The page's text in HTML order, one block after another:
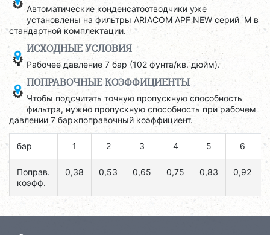
Автоматические конденсатоотводчики уже
установлены на фильтры ARIACOM APF NEW серий M в
стандартной комплектации.
ИСХОДНЫЕ УСЛОВИЯ
Рабочее давление 7 бар (102 фунта/кв. дюйм).
ПОПРАВОЧНЫЕ КОЭФФИЦИЕНТЫ
Чтобы подсчитать точную пропускную способность
фильтра, нужно пропускную способность при рабочем
давлении 7 бар×поправочный коэффициент.
бар 1 2 3 4 5 6
Поправ.
коэфф.
0,38 0,53 0,65 0,75 0,83 0,92